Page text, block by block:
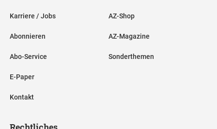
Karriere / Jobs
Abonnieren
Abo-Service
E-Paper
Kontakt
AZ-Shop
AZ-Magazine
Sonderthemen